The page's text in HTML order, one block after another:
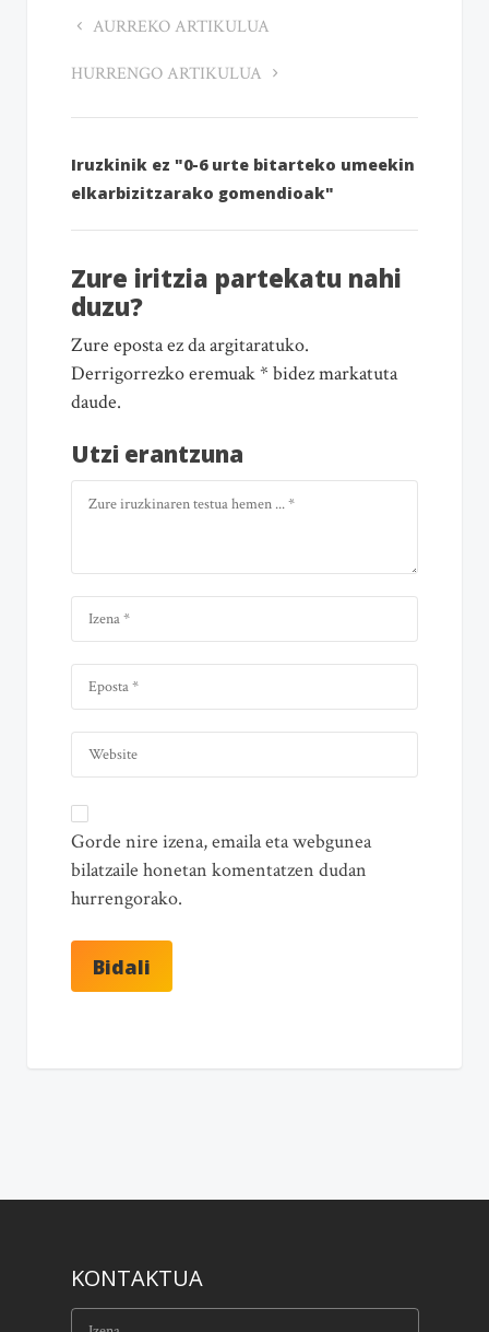
AURREKO ARTIKULUA
HURRENGO ARTIKULUA
Iruzkinik ez "0-6 urte bitarteko umeekin
elkarbizitzarako gomendioak"
Zure iritzia partekatu nahi
duzu?
Zure eposta ez da argitaratuko.
Derrigorrezko eremuak * bidez markatuta
daude.
Utzi erantzuna
Gorde nire izena, emaila eta webgunea
bilatzaile honetan komentatzen dudan
hurrengorako.
KONTAKTUA